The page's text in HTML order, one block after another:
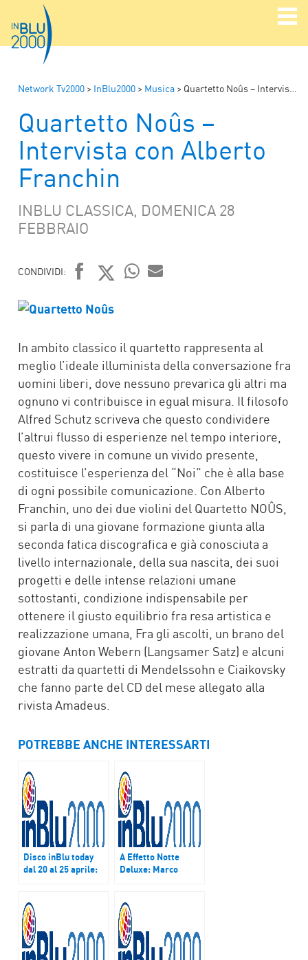
Network Tv2000 > InBlu2000 > Musica > Quartetto Noûs – Intervista con Alberto Franchin
Quartetto Noûs –
Intervista con Alberto
Franchin
INBLU CLASSICA, DOMENICA 28
FEBBRAIO
CONDIVIDI:
FACEBOOK
TWITTER
In ambito classico il quartetto rappresenta al
meglio l’ideale illuminista della conversazione fra
uomini liberi, dove nessuno prevarica gli altri ma
ognuno vi contribuisce in egual misura. Il filosofo
Alfred Schutz scriveva che questo condividere
l’altrui flusso di esperienze nel tempo interiore,
questo vivere in comune un vivido presente,
costituisce l’esperienza del “Noi” che è alla base
di ogni possibile comunicazione. Con Alberto
Franchin, uno dei due violini del Quartetto NOÛS,
si parla di una giovane formazione giunta alla
seconda fatica discografica e già conosciuta a
livello internazionale, della sua nascita, dei suoi
progetti e delle intense relazioni umane
sottostanti, condizione indispensabile per
ottenere il giusto equilibrio fra resa artistica e
realizzazione umana, Fra gli ascolti, un brano del
giovane Anton Webern (Langsamer Satz) e alcuni
estratti da quartetti di Mendelssohn e Ciaikovsky
che fanno parte del CD del mese allegato alla
rivista Amadeus.
POTREBBE ANCHE INTERESSARTI
Disco inBlu today
dal 20 al 25 aprile:
A Effetto Notte
Deluxe: Marco